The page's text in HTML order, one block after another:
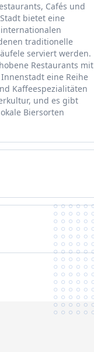
Cafés und
bietet eine
traditionelle
serviert werden.
Restaurants mit
eine Reihe
Kaffeespezialitäten
und es gibt
Biersorten